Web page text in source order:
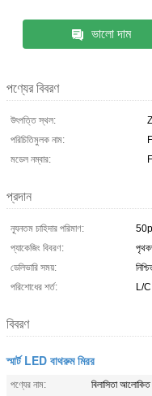
ভালো দাম
পণ্যের বিবরণ
উৎপত্তি স্থল:
পরিচিতিমুলক নাম:
মডেল নম্বার:
প্রদান
ন্যূনতম চাহিদার পরিমাণ:
প্যাকেজিং বিবরণ:
ডেলিভারি সময়:
পরিশোধের শর্ত:
L/
বিবরণ
স্মার্ট LED বাথরুম মিরর
পণ্যের নাম:
বিলাসিতা